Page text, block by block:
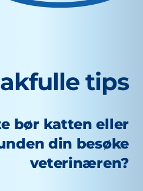
tips
bør katten eller
din besøke
veterinæren?